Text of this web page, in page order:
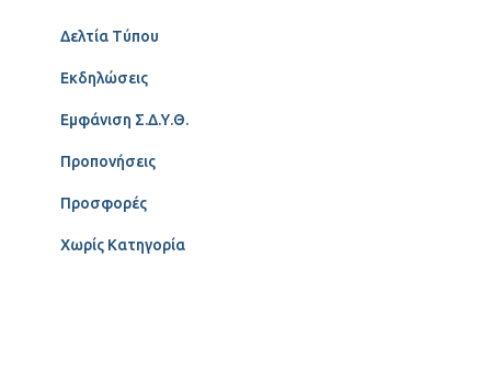
Δελτία Τύπου
Εκδηλώσεις
Εμφάνιση Σ.Δ.Υ.Θ.
Προπονήσεις
Προσφορές
Χωρίς Κατηγορία